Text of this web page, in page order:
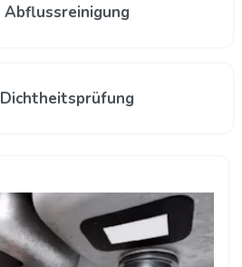
Abflussreinigung
Dichtheitsprüfung